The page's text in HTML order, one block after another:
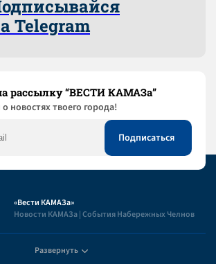
Telegram
рассылку “ВЕСТИ КАМАЗа”
новостях твоего города!
«Вести КАМАЗа»
Новости КАМАЗа | События Набережных Челнов
Развернуть